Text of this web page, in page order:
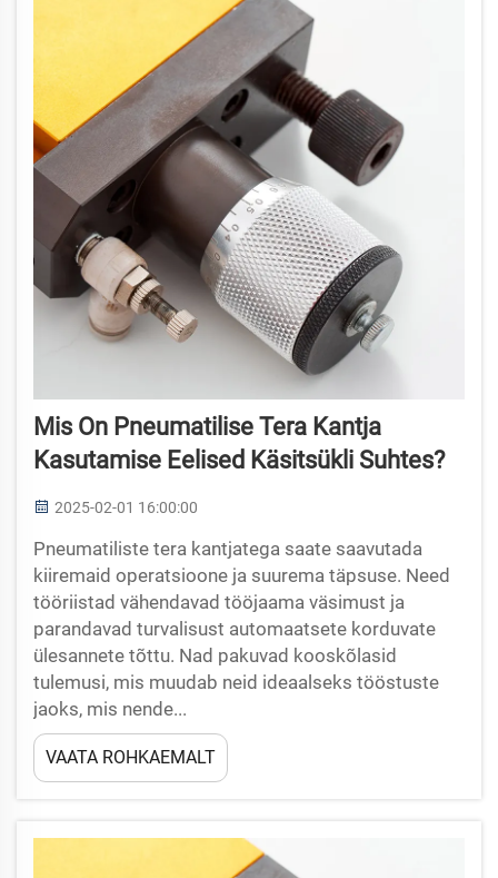
Mis On Pneumatilise Tera Kantja
Kasutamise Eelised Käsitsükli Suhtes?
2025-02-01 16:00:00
Pneumatiliste tera kantjatega saate saavutada
kiiremaid operatsioone ja suurema täpsuse. Need
tööriistad vähendavad tööjaama väsimust ja
parandavad turvalisust automaatsete korduvate
ülesannete tõttu. Nad pakuvad kooskõlasid
tulemusi, mis muudab neid ideaalseks tööstuste
jaoks, mis nende...
VAATA ROHKAEMALT